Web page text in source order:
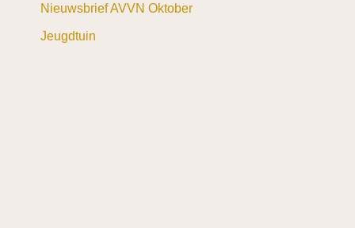
Nieuwsbrief AVVN Oktober
Jeugdtuin